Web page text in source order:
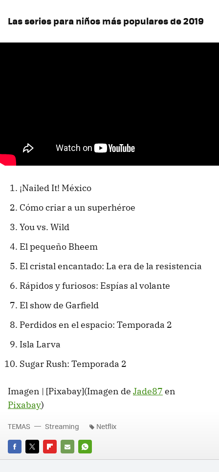
Las series para niños más populares de 2019
¡Nailed It! México
Cómo criar a un superhéroe
You vs. Wild
El pequeño Bheem
El cristal encantado: La era de la resistencia
Rápidos y furiosos: Espías al volante
El show de Garfield
Perdidos en el espacio: Temporada 2
Isla Larva
Sugar Rush: Temporada 2
Imagen | [Pixabay](Imagen de Jade87 en
Pixabay)
FACEBOOK
TWITTERFLIPBOARD
E-
WHATSAPP
TEMAS Streaming Netflix